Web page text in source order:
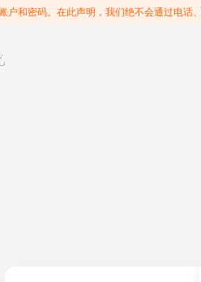
户和密码。在此声明，我们绝不会通过电话